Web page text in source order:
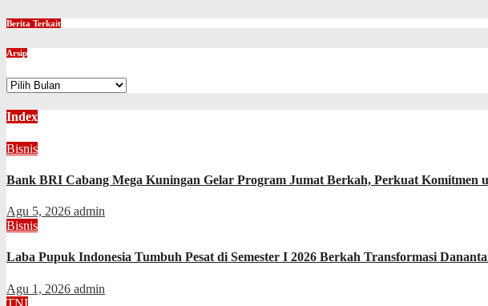
Berita Terkait
Arsip
Arsip
Index
Bisnis
Bank BRI Cabang Mega Kuningan Gelar Program Jumat Berkah, Perkuat Komitmen
Agu 5, 2026 admin
Bisnis
Laba Pupuk Indonesia Tumbuh Pesat di Semester I 2026 Berkah Transformasi
Agu 1, 2026 admin
TNI